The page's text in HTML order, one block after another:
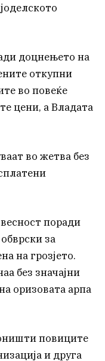
доцнењето на
откупни
во повеќе
цени, а Владата
во жетва без
поради
за
на грозјето.
без значајни
оризовата арпа
повиците
и друга